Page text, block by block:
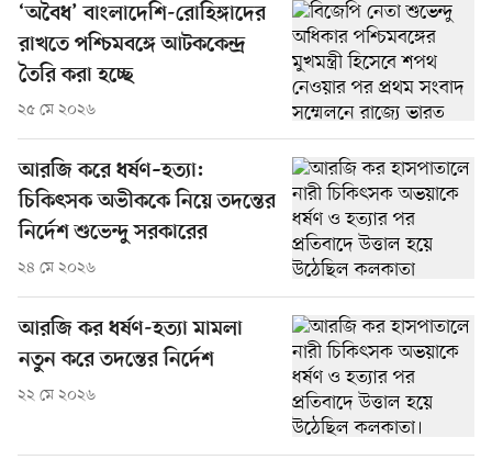
‘অবৈধ’ বাংলাদেশি-রোহিঙ্গাদের
রাখতে পশ্চিমবঙ্গে আটককেন্দ্র
তৈরি করা হচ্ছে
২৫ মে ২০২৬
আরজি করে ধর্ষণ–হত্যা:
চিকিৎসক অভীককে নিয়ে তদন্তের
নির্দেশ শুভেন্দু সরকারের
২৪ মে ২০২৬
আরজি কর ধর্ষণ-হত্যা মামলা
নতুন করে তদন্তের নির্দেশ
২২ মে ২০২৬